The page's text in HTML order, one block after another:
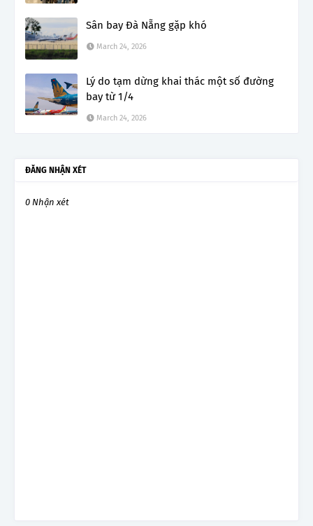
Sân bay Đà Nẵng gặp khó
March 24, 2026
Lý do tạm dừng khai thác một số đường
bay từ 1/4
March 24, 2026
ĐĂNG NHẬN XÉT
0 Nhận xét